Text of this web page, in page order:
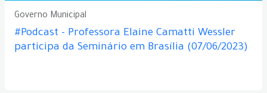
Governo Municipal
#Podcast - Professora Elaine Camatti Wessler
participa da Seminário em Brasília (07/06/2023)